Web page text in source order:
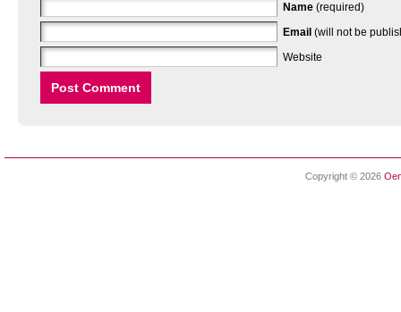
Name (required)
Email (will not be
Website
Copyright © 2026